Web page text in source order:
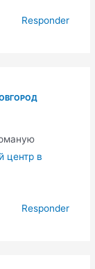
Responder
центр в
Responder